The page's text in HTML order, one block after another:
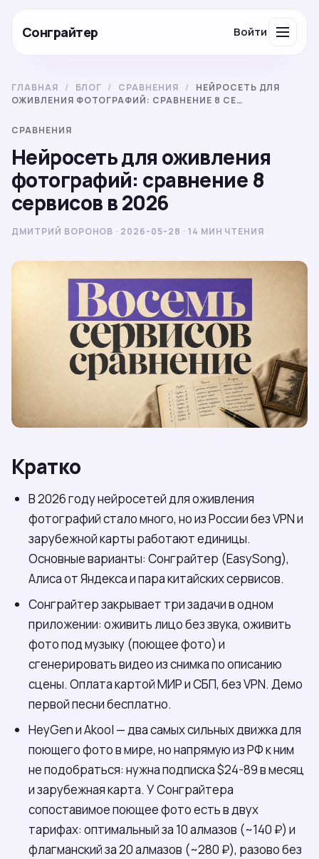
Сонграйтер Войти
ГЛАВНАЯ / БЛОГ / СРАВНЕНИЯ /
НЕЙРОСЕТЬ ДЛЯ
ОЖИВЛЕНИЯ ФОТОГРАФИЙ: СРАВНЕНИЕ 8 СЕ…
СРАВНЕНИЯ
Нейросеть для оживления
фотографий: сравнение 8
сервисов в 2026
ДМИТРИЙ ВОРОНОВ · 2026-05-28 · 14 МИН ЧТЕНИЯ
Кратко
В 2026 году нейросетей для оживления
фотографий стало много, но из России без VPN и
зарубежной карты работают единицы.
Основные варианты: Сонграйтер (EasySong),
Алиса от Яндекса и пара китайских сервисов.
Сонграйтер закрывает три задачи в одном
приложении: оживить лицо без звука, оживить
фото под музыку (поющее фото) и
сгенерировать видео из снимка по описанию
сцены. Оплата картой МИР и СБП, без VPN. Демо
первой песни бесплатно.
HeyGen и Akool — два самых сильных движка для
поющего фото в мире, но напрямую из РФ к ним
не подобраться: нужна подписка $24-89 в месяц
и зарубежная карта. У Сонграйтера
сопоставимое поющее фото есть в двух
тарифах: оптимальный за 10 алмазов (~140 ₽) и
флагманский за 20 алмазов (~280 ₽), разово без